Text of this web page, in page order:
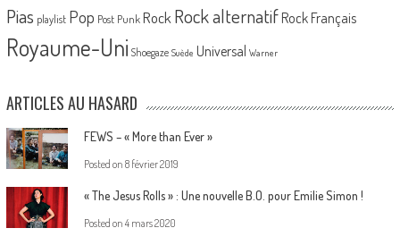
Pias playlist Pop Post Punk Rock Rock alternatif Rock Français
Royaume-Uni Shoegaze Suède Universal Warner
ARTICLES AU HASARD
FEWS – « More than Ever »
Posted on 8 février 2019
« The Jesus Rolls » : Une nouvelle B.O. pour Emilie Simon !
Posted on 4 mars 2020